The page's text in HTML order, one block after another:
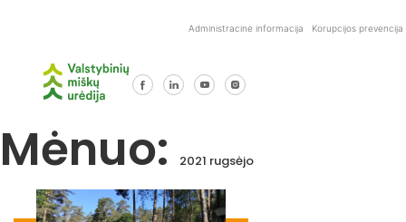
Administracinė informacija Korupcijos prevencija
Mėnuo: 2021 rugsėjo